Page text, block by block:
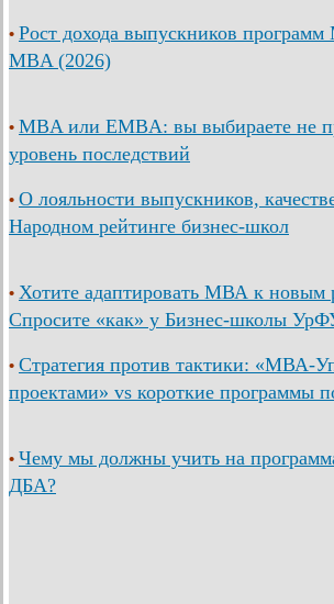
• Рост дохода выпускников
MBA (2026)
• MBA или EMBA: вы выбираете не
уровень последствий
• О лояльности выпускников,
Народном рейтинге бизнес-школ
• Хотите адаптировать МВА к новым
Спросите «как» у Бизнес-школы
• Стратегия против тактики: «МВА-
проектами» vs короткие программы
• Чему мы должны учить на
ДБА?